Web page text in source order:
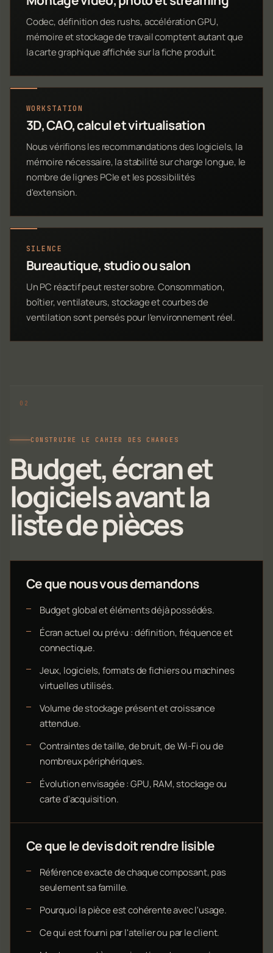
Codec, définition des rushs, accélération GPU,
mémoire et stockage de travail comptent autant que
la carte graphique affichée sur la fiche produit.
WORKSTATION
3D, CAO, calcul et virtualisation
Nous vérifions les recommandations des logiciels, la
mémoire nécessaire, la stabilité sur charge longue, le
nombre de lignes PCIe et les possibilités
d'extension.
SILENCE
Bureautique, studio ou salon
Un PC réactif peut rester sobre. Consommation,
boîtier, ventilateurs, stockage et courbes de
ventilation sont pensés pour l'environnement réel.
CONSTRUIRE LE CAHIER DES CHARGES
Budget, écran et
logiciels avant la
liste de pièces
Ce que nous vous demandons
Budget global et éléments déjà possédés.
Écran actuel ou prévu : définition, fréquence et
connectique.
Jeux, logiciels, formats de fichiers ou machines
virtuelles utilisés.
Volume de stockage présent et croissance
attendue.
Contraintes de taille, de bruit, de Wi-Fi ou de
nombreux périphériques.
Évolution envisagée : GPU, RAM, stockage ou
carte d'acquisition.
Ce que le devis doit rendre lisible
Référence exacte de chaque composant, pas
seulement sa famille.
Pourquoi la pièce est cohérente avec l'usage.
Ce qui est fourni par l'atelier ou par le client.